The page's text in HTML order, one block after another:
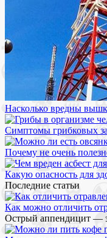
Насколько вредны
Симптомы грибковых
Почему не очень
Какую опасность для
Последние статьи
Как можно отличить
Острый аппендицит —